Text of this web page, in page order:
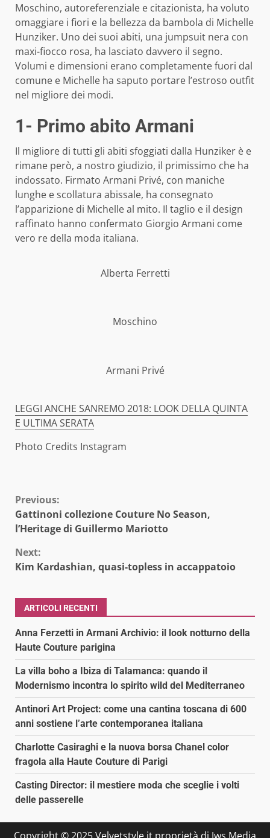
Moschino, autoreferenziale e citazionista, ha voluto
omaggiare i fiori e la bellezza da bambola di Michelle
Hunziker. Uno dei suoi abiti, una jumpsuit nera con
maxi-fiocco rosa, ha lasciato davvero il segno.
Volumi e dimensioni erano completamente fuori dal
comune e Michelle ha saputo portare l’estroso outfit
nel migliore dei modi.
1- Primo abito Armani
Il migliore di tutti gli abiti sfoggiati dalla Hunziker è e
rimane però, a nostro giudizio, il primissimo che ha
indossato. Firmato Armani Privé, con maniche
lunghe e scollatura abissale, ha consegnato
l’apparizione di Michelle al mito. Il taglio e il design
raffinato hanno confermato Giorgio Armani come
vero re della moda italiana.
Alberta Ferretti
Moschino
Armani Privé
LEGGI ANCHE SANREMO 2018: LOOK DELLA QUINTA
E ULTIMA SERATA
Photo Credits Instagram
Continue
Reading
Previous:
Gattinoni collezione Couture No Season,
l’Heritage di Guillermo Mariotto
Next:
Kim Kardashian, quasi-topless in accappatoio
ARTICOLI RECENTI
Anna Ferzetti in Armani Archivio: il look notturno della
Haute Couture parigina
La villa boho a Ibiza di Talamanca: quando il
Modernismo incontra lo spirito wild del Mediterraneo
Antinori Art Project: come una cantina toscana di 600
anni sostiene l’arte contemporanea italiana
Charlotte Casiraghi e la nuova borsa Chanel color
fragola alla Haute Couture di Parigi
Casting Director: il mestiere moda che sceglie i volti
delle passerelle